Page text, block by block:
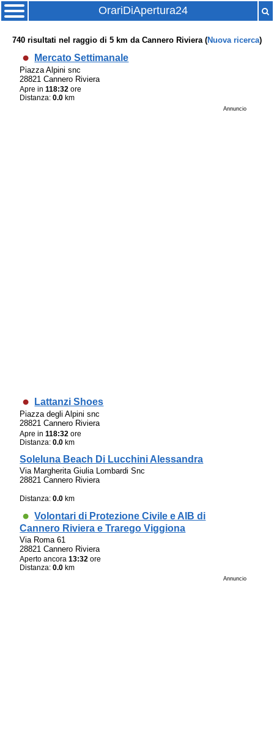
OrariDiApertura24
740 risultati nel raggio di 5 km da Cannero Riviera (Nuova ricerca)
Mercato Settimanale
Piazza Alpini snc
28821 Cannero Riviera
Apre in118:32 ore
Distanza:0.0 km
Annuncio
Lattanzi Shoes
Piazza degli Alpini snc
28821 Cannero Riviera
Apre in118:32 ore
Distanza:0.0 km
Soleluna Beach Di Lucchini Alessandra
Via Margherita Giulia Lombardi Snc
28821 Cannero Riviera
Distanza:0.0 km
Volontari di Protezione Civile e AIB di
Cannero Riviera e Trarego Viggiona
Via Roma 61
28821 Cannero Riviera
Aperto ancora13:32 ore
Distanza:0.0 km
Annuncio